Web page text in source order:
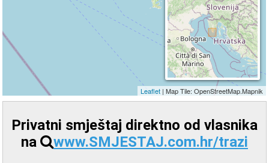
Privatni smještaj direktno od vlasnika
na
www.SMJESTAJ.com.hr/trazi